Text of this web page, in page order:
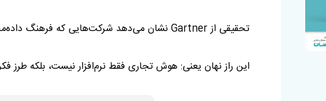
تحقیقی از Gartner نشان می‌دهد شرکت‌هایی که فرهنگ داده‌محور قوی دارند،
این راز نهان یعنی: هوش تجاری فقط نرم‌افزار نیست، بلکه طرز